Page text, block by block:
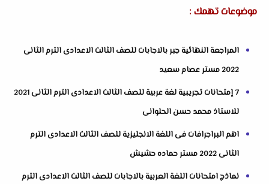
موضوعات تهمك :
المراجعة النهائية جبر بالاجابات للصف الثالث الاعدادى الترم الثانى
2022 مستر عصام سعيد
7 إمتحانات تجريبية لغة عربية للصف الثالث الاعدادى الترم الثانى 2021
للاستاذ محمد حسن الحلوانى
اهم البراجرافات فى اللغة الانجليزية للصف الثالث الاعدادى الترم
الثانى 2022 مستر حماده حشيش
نماذج امتحانات اللغة العربية بالاجابات للصف الثالث الاعدادى الترم